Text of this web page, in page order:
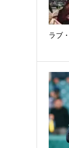
ラブ